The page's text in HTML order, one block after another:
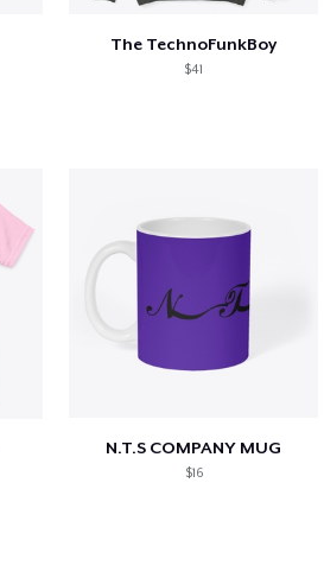
The TechnoFunkBoy
$41
N.T.S COMPANY MUG
$16